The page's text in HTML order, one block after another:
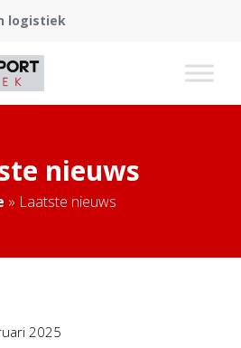
logistiek
nieuws
» Laatste nieuws
2025